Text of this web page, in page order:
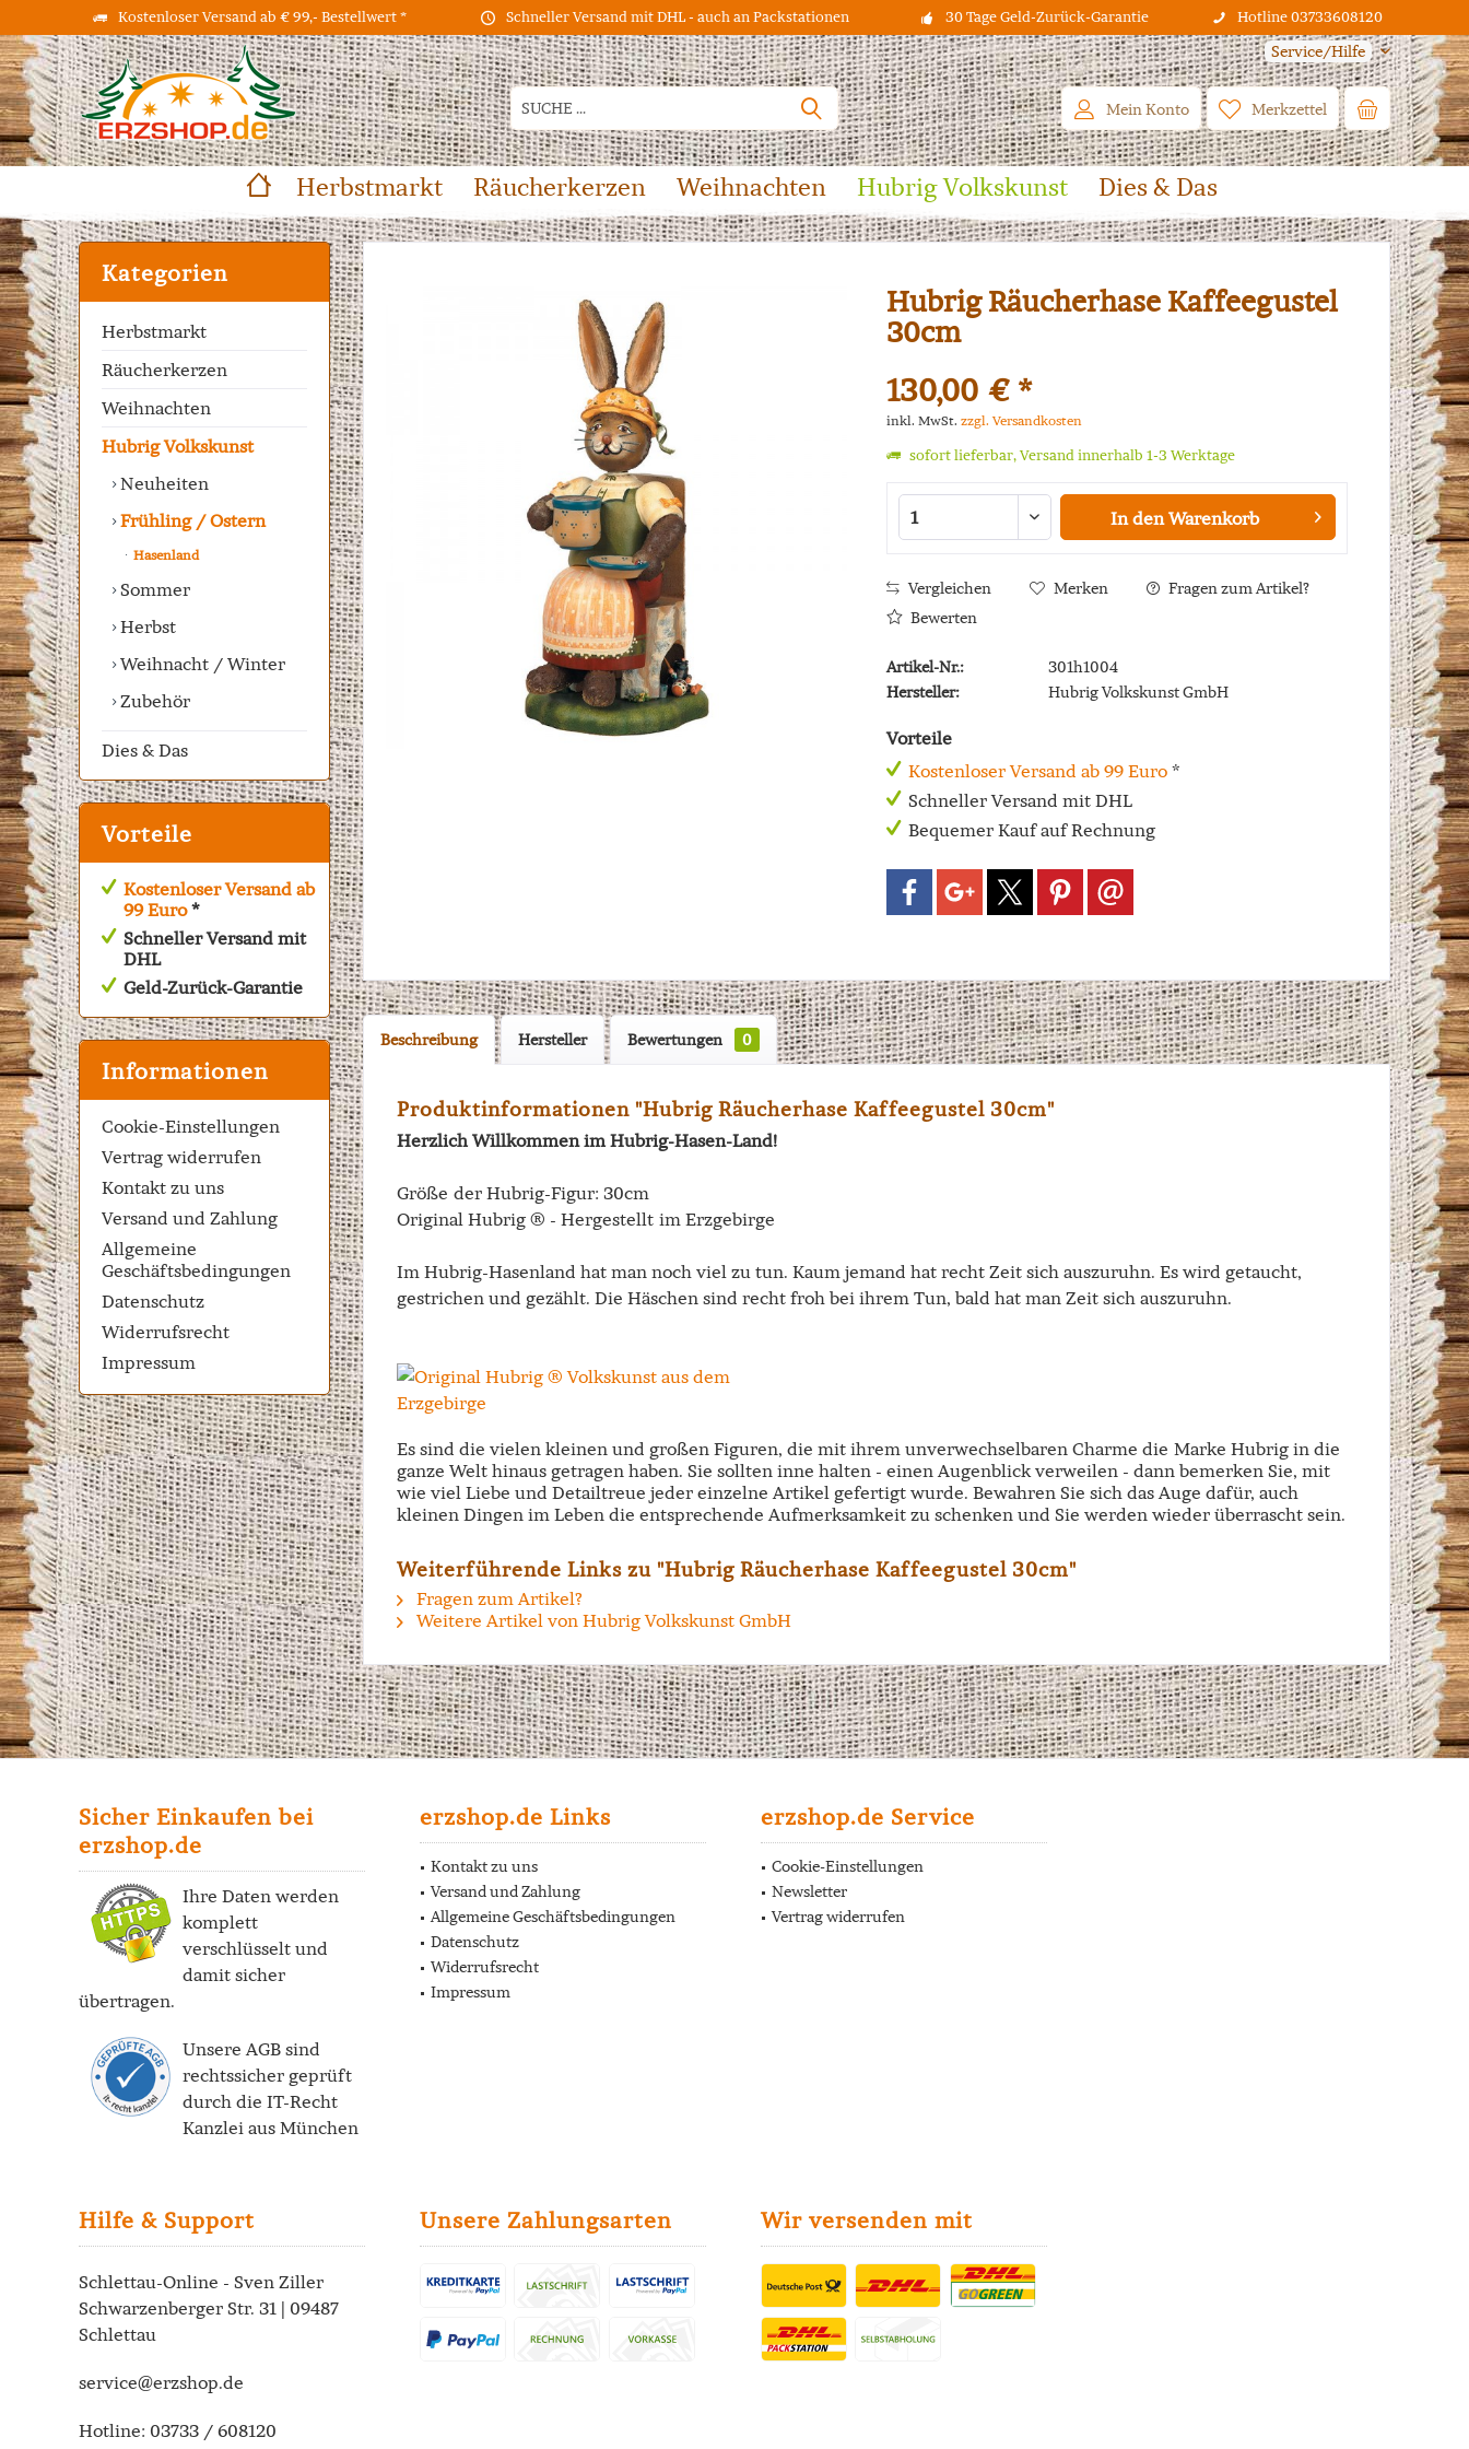
Kostenloser Versand ab € 99,- Bestellwert * Schneller Versand mit DHL - auch an Packstationen 30 Tage Geld-Zurück-Garantie Hotline 03733608120
Service/Hilfe
Merkzettel
Mein Konto
Herbstmarkt Räucherkerzen Weihnachten Hubrig Volkskunst Dies & Das
Kategorien
Herbstmarkt
Räucherkerzen
Weihnachten
Hubrig Volkskunst
Neuheiten
Frühling / Ostern
Hasenland
Sommer
Herbst
Weihnacht / Winter
Zubehör
Dies & Das
Vorteile
Kostenloser Versand ab
99 Euro*
Schneller Versand mit
DHL
Geld-Zurück-Garantie
Informationen
Cookie-Einstellungen
Vertrag widerrufen
Kontakt zu uns
Versand und Zahlung
Allgemeine
Geschäftsbedingungen
Datenschutz
Widerrufsrecht
Impressum
Hubrig Räucherhase Kaffeegustel
30cm
130,00 € *
inkl. MwSt. zzgl. Versandkosten
sofort lieferbar, Versand innerhalb 1-3 Werktage
In den Warenkorb
Vergleichen Merken
Fragen zum Artikel?
Bewerten
Artikel-Nr.:
301h1004
Hersteller:
Hubrig Volkskunst GmbH
Vorteile
Kostenloser Versand ab 99 Euro*
Schneller Versand mit DHL
Bequemer Kauf auf Rechnung
Beschreibung Hersteller Bewertungen 0
Produktinformationen "Hubrig Räucherhase Kaffeegustel 30cm"
Herzlich Willkommen im Hubrig-Hasen-Land!
Größe der Hubrig-Figur: 30cm
Original Hubrig ® - Hergestellt im Erzgebirge
Im Hubrig-Hasenland hat man noch viel zu tun. Kaum jemand hat recht Zeit sich auszuruhn. Es wird getaucht,
gestrichen und gezählt. Die Häschen sind recht froh bei ihrem Tun, bald hat man Zeit sich auszuruhn.
Es sind die vielen kleinen und großen Figuren, die mit ihrem unverwechselbaren Charme die Marke Hubrig in die
ganze Welt hinaus getragen haben. Sie sollten inne halten - einen Augenblick verweilen - dann bemerken Sie, mit
wie viel Liebe und Detailtreue jeder einzelne Artikel gefertigt wurde. Bewahren Sie sich das Auge dafür, auch
kleinen Dingen im Leben die entsprechende Aufmerksamkeit zu schenken und Sie werden wieder überrascht sein.
Weiterführende Links zu "Hubrig Räucherhase Kaffeegustel 30cm"
Fragen zum Artikel?
Weitere Artikel von Hubrig Volkskunst GmbH
Sicher Einkaufen bei
erzshop.de
Ihre Daten werden
komplett
verschlüsselt und
damit sicher
übertragen.
Unsere AGB sind
rechtssicher geprüft
durch die IT-Recht
Kanzlei aus München
erzshop.de Links
Kontakt zu uns
Versand und Zahlung
Allgemeine Geschäftsbedingungen
Datenschutz
Widerrufsrecht
Impressum
erzshop.de Service
Cookie-Einstellungen
Newsletter
Vertrag widerrufen
Hilfe & Support
Schlettau-Online - Sven Ziller
Schwarzenberger Str. 31 | 09487
Schlettau
service@erzshop.de
Hotline: 03733 / 608120
Unsere Zahlungsarten Wir versenden mit